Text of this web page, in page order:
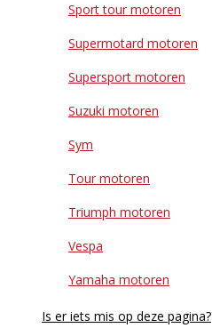
Sport tour motoren
Supermotard motoren
Supersport motoren
Suzuki motoren
Sym
Tour motoren
Triumph motoren
Vespa
Yamaha motoren
Is er iets mis op deze pagina?